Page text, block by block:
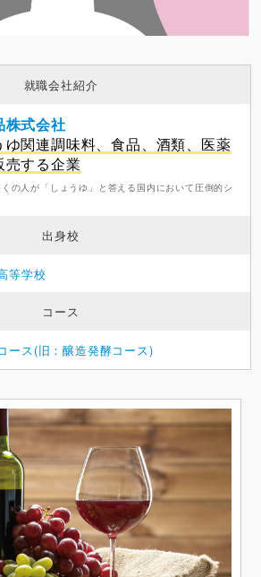
就職会社紹介
株式会社
ゆ関連調味料、食品、酒類、医薬
する企業
の人が「しょうゆ」と答える国内において圧倒的シ
出身校
等学校
コース
ース(旧：醸造発酵コース)